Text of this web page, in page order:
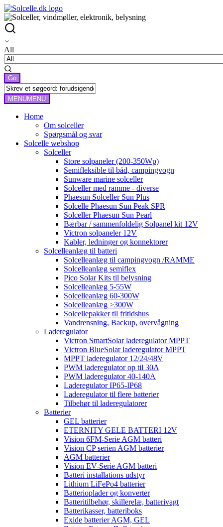
All
MENUMENU
Home
Om solceller
Spørgsmål og svar
Solcelle webshop
Solceller
Store solpaneler (200-350Wp)
Semifleksible til båd, campingvogn
Sunware marine solceller
Solceller med ramme - diverse
Phaesun Solceller Sun Plus
Solcelle Phaesun Sun Peak SPR
Solceller Phaesun Sun Pearl
Bærbar / sammenfoldelig Solpanel kit 12V
Victron solpaneler 12V
Kabler, ledninger og konnektorer
Solcelleanlæg til batteri
Solcelleanlæg til campingvogn /RAMME
Solcelleanlæg semiflex
Pico Solar Kits til belysning
Solcelleanlæg 5-55W
Solcelleanlæg 60-300W
Solcelleanlæg >300W
Solcellepakker til fritidshus
Vandrensning, Backup, overvågning
Laderegulator
Victron SmartSolar laderegulator MPPT
Victron BlueSolar laderegulator MPPT
MPPT laderegulator 12/24/48V
PWM laderegulator op til 30A
PWM laderegulator 40-140A
Laderegulator IP65-IP68
Laderegulator til flere batterier
Tilbehør til laderegulatorer
Batterier
GEL batterier
ETERNITY GELE BATTERI 12V
Vision 6FM-Serie AGM batteri
Vision CP serien AGM batterier
AGM batterier
Vision EV-Serie AGM batteri
Batteri installations udstyr
Lithium LiFePo4 batterier
Batterioplader og konverter
Batteritilbehør, skillerelæ, batterivagt
Batterikasser, batteriboks
Exide batterier AGM, GEL